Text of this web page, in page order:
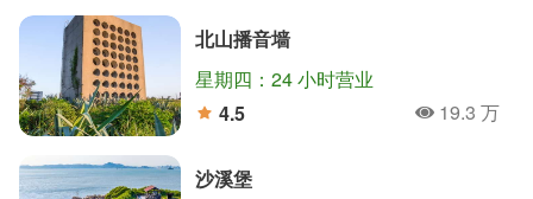
北山播音墙
星期四：24 小时营业
4.5
人氣19.3 万
沙溪堡